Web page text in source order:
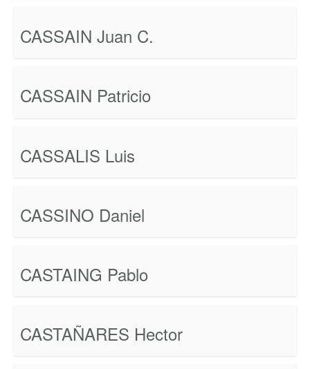
CASSAIN Juan C.
CASSAIN Patricio
CASSALIS Luis
CASSINO Daniel
CASTAING Pablo
CASTAÑARES Hector